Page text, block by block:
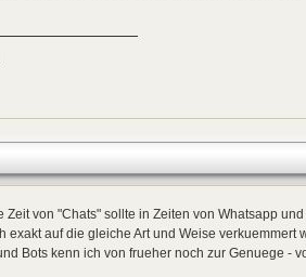
Zeit von "Chats" sollte in Zeiten von Whatsapp
exakt auf die gleiche Art und Weise verkuemmert
Bots kenn ich von frueher noch zur Genuege -